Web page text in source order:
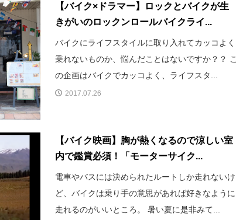
【バイク×ドラマー】ロックとバイクが生
きがいのロックンロールバイクライ...
バイクにライフスタイルに取り入れてカッコよく
乗れないものか、悩んだことはないですか？？ こ
の企画はバイクでカッコよく、ライフスタ...
2017.07.26
【バイク映画】胸が熱くなるので涼しい室
内で鑑賞必須！「モーターサイク...
電車やバスには決められたルートしか走れないけ
ど、バイクは乗り手の意思があれば好きなように
走れるのがいいところ。 暑い夏に是非みて...